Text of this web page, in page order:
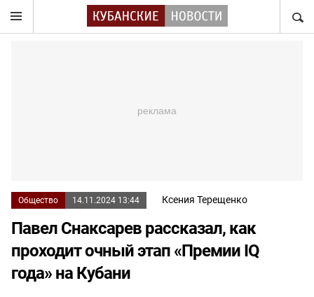
Общество 14.11.2024 13:44 Ксения Терещенко
Павел Снаксарев рассказал, как
проходит очный этап «Премии IQ
года» на Кубани